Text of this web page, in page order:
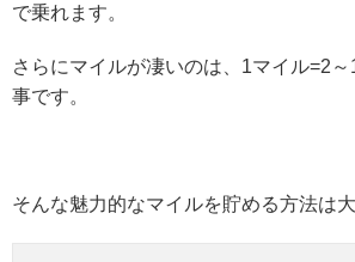
で乗れます。
さらにマイルが凄いのは、1マイル=2
事です。
そんな魅力的なマイルを貯める方法は